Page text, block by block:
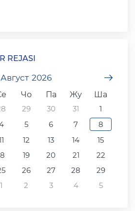
REJASI
Август 2026
Чо Па Жу
Ша
29 30 31
1
5 6 7
8
12 13 14
15
19 20 21
22
26 27 28
29
1 2 3 4 5